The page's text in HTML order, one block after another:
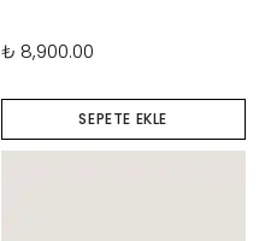
₺ 8,900.00
SEPETE EKLE